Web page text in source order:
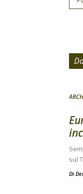
sul
Di